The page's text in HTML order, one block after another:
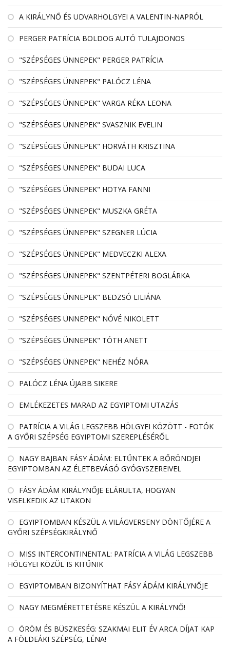
A KIRÁLYNŐ ÉS UDVARHÖLGYEI A VALENTIN-NAPRÓL
PERGER PATRÍCIA BOLDOG AUTÓ TULAJDONOS
"SZÉPSÉGES ÜNNEPEK" PERGER PATRÍCIA
"SZÉPSÉGES ÜNNEPEK" PALÓCZ LÉNA
"SZÉPSÉGES ÜNNEPEK" VARGA RÉKA LEONA
"SZÉPSÉGES ÜNNEPEK" SVASZNIK EVELIN
"SZÉPSÉGES ÜNNEPEK" HORVÁTH KRISZTINA
"SZÉPSÉGES ÜNNEPEK" BUDAI LUCA
"SZÉPSÉGES ÜNNEPEK" HOTYA FANNI
"SZÉPSÉGES ÜNNEPEK" MUSZKA GRÉTA
"SZÉPSÉGES ÜNNEPEK" SZEGNER LÚCIA
"SZÉPSÉGES ÜNNEPEK" MEDVECZKI ALEXA
"SZÉPSÉGES ÜNNEPEK" SZENTPÉTERI BOGLÁRKA
"SZÉPSÉGES ÜNNEPEK" BEDZSÓ LILIÁNA
"SZÉPSÉGES ÜNNEPEK" NÓVÉ NIKOLETT
"SZÉPSÉGES ÜNNEPEK" TÓTH ANETT
"SZÉPSÉGES ÜNNEPEK" NEHÉZ NÓRA
PALÓCZ LÉNA ÚJABB SIKERE
EMLÉKEZETES MARAD AZ EGYIPTOMI UTAZÁS
PATRÍCIA A VILÁG LEGSZEBB HÖLGYEI KÖZÖTT - FOTÓK
A GYŐRI SZÉPSÉG EGYIPTOMI SZEREPLÉSÉRŐL
NAGY BAJBAN FÁSY ÁDÁM: ELTŰNTEK A BŐRÖNDJEI
EGYIPTOMBAN AZ ÉLETBEVÁGÓ GYÓGYSZEREIVEL
FÁSY ÁDÁM KIRÁLYNŐJE ELÁRULTA, HOGYAN
VISELKEDIK AZ UTAKON
EGYIPTOMBAN KÉSZÜL A VILÁGVERSENY DÖNTŐJÉRE A
GYŐRI SZÉPSÉGKIRÁLYNŐ
MISS INTERCONTINENTAL: PATRÍCIA A VILÁG LEGSZEBB
HÖLGYEI KÖZÜL IS KITŰNIK
EGYIPTOMBAN BIZONYÍTHAT FÁSY ÁDÁM KIRÁLYNŐJE
NAGY MEGMÉRETTETÉSRE KÉSZÜL A KIRÁLYNŐ!
ÖRÖM ÉS BÜSZKESÉG: SZAKMAI ELIT ÉV ARCA DÍJAT KAP
A FÖLDEÁKI SZÉPSÉG, LÉNA!